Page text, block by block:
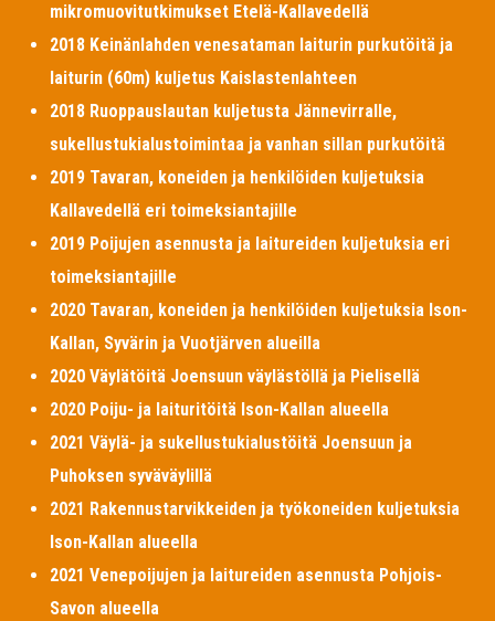
mikromuovitutkimukset Etelä-Kallavedellä
2018 Keinänlahden venesataman laiturin purkutöitä ja
laiturin (60m) kuljetus Kaislastenlahteen
2018 Ruoppauslautan kuljetusta Jännevirralle,
sukellustukialustoimintaa ja vanhan sillan purkutöitä
2019 Tavaran, koneiden ja henkilöiden kuljetuksia
Kallavedellä eri toimeksiantajille
2019 Poijujen asennusta ja laitureiden kuljetuksia eri
toimeksiantajille
2020 Tavaran, koneiden ja henkilöiden kuljetuksia Ison-
Kallan, Syvärin ja Vuotjärven alueilla
2020 Väylätöitä Joensuun väylästöllä ja Pielisellä
2020 Poiju- ja laituritöitä Ison-Kallan alueella
2021 Väylä- ja sukellustukialustöitä Joensuun ja
Puhoksen syväväylillä
2021 Rakennustarvikkeiden ja työkoneiden kuljetuksia
Ison-Kallan alueella
2021 Venepoijujen ja laitureiden asennusta Pohjois-
Savon alueella